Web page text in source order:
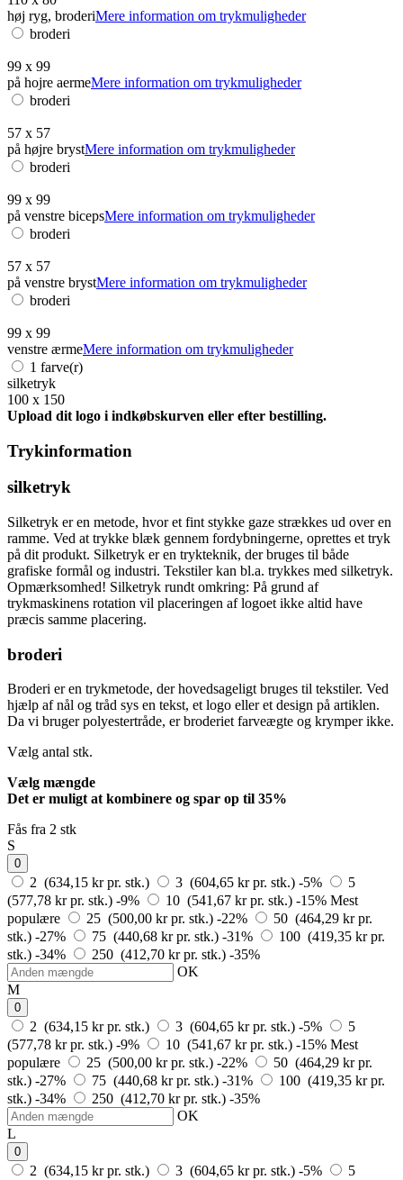
høj ryg, broderiMere information om trykmuligheder
broderi
99 x 99
på hojre aermeMere information om trykmuligheder
broderi
57 x 57
på højre brystMere information om trykmuligheder
broderi
99 x 99
på venstre bicepsMere information om trykmuligheder
broderi
57 x 57
på venstre brystMere information om trykmuligheder
broderi
99 x 99
venstre ærmeMere information om trykmuligheder
1 farve(r)
silketryk
100 x 150
Upload dit logo i indkøbskurven eller efter bestilling.
Trykinformation
silketryk
Silketryk er en metode, hvor et fint stykke gaze strækkes ud over en
ramme. Ved at trykke blæk gennem fordybningerne, oprettes et tryk
på dit produkt. Silketryk er en trykteknik, der bruges til både
grafiske formål og industri. Tekstiler kan bl.a. trykkes med silketryk.
Opmærksomhed! Silketryk rundt omkring: På grund af
trykmaskinens rotation vil placeringen af logoet ikke altid have
præcis samme placering.
broderi
Broderi er en trykmetode, der hovedsageligt bruges til tekstiler. Ved
hjælp af nål og tråd sys en tekst, et logo eller et design på artiklen.
Da vi bruger polyestertråde, er broderiet farveægte og krymper ikke.
Vælg antal stk.
Vælg mængde
Det er muligt at kombinere og spar op til 35%
Fås fra 2 stk
S
0
2 (634,15 kr pr. stk.) 3 (604,65 kr pr. stk.) -5%
5
(577,78 kr pr. stk.) -9% 10 (541,67 kr pr. stk.) -15% Mest
populære
25 (500,00 kr pr. stk.) -22%
50 (464,29 kr pr.
stk.) -27% 75 (440,68 kr pr. stk.) -31%
100 (419,35 kr pr.
stk.) -34% 250 (412,70 kr pr. stk.) -35%
OK
M
0
2 (634,15 kr pr. stk.) 3 (604,65 kr pr. stk.) -5%
5
(577,78 kr pr. stk.) -9% 10 (541,67 kr pr. stk.) -15% Mest
populære
25 (500,00 kr pr. stk.) -22%
50 (464,29 kr pr.
stk.) -27% 75 (440,68 kr pr. stk.) -31%
100 (419,35 kr pr.
stk.) -34% 250 (412,70 kr pr. stk.) -35%
OK
L
0
2 (634,15 kr pr. stk.) 3 (604,65 kr pr. stk.) -5%
5